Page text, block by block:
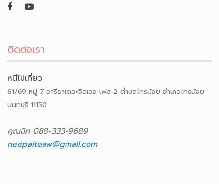
ติดต่อเรา
หนีไปเที่ยว
61/69 หมู่ 7 อารียาเดอะวิลเลจ เฟส 2 ตำบลไทรน้อย อำเภอไทรน้อย
นนทบุรี 11150
คุณนิค 088-333-9689
neepaiteaw@gmail.com